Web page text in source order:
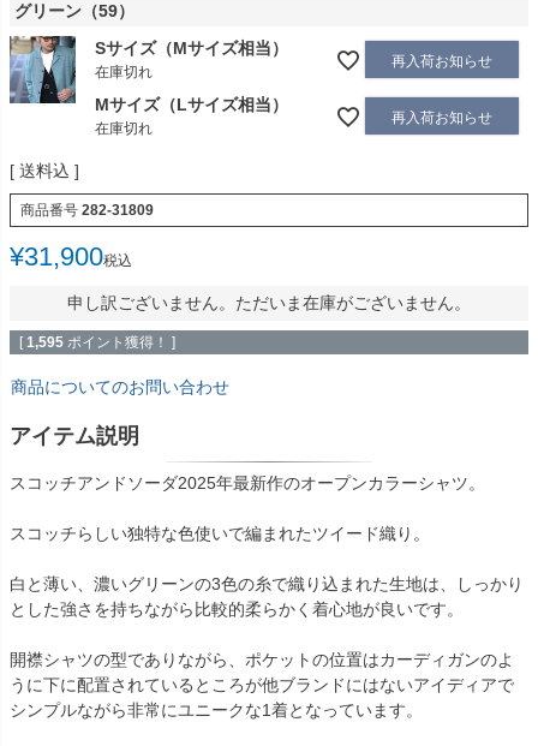
グリーン（59）
Sサイズ（Mサイズ相当）
在庫切れ
再入荷お知らせ
Mサイズ（Lサイズ相当）
在庫切れ
再入荷お知らせ
送料込
商品番号 282-31809
¥31,900税込
申し訳ございません。ただいま在庫がございません。
[ 1,595 ポイント獲得！ ]
商品についてのお問い合わせ
アイテム説明
スコッチアンドソーダ2025年最新作のオープンカラーシャツ。
スコッチらしい独特な色使いで編まれたツイード織り。
白と薄い、濃いグリーンの3色の糸で織り込まれた生地は、しっかり
とした強さを持ちながら比較的柔らかく着心地が良いです。
開襟シャツの型でありながら、ポケットの位置はカーディガンのよ
うに下に配置されているところが他ブランドにはないアイディアで
シンプルながら非常にユニークな1着となっています。